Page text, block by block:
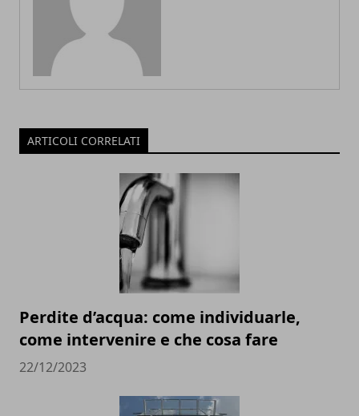
ARTICOLI CORRELATI
Perdite d’acqua: come individuarle,
come intervenire e che cosa fare
22/12/2023